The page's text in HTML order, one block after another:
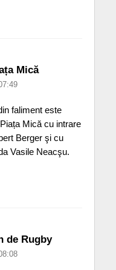
Mică
faliment este
Mică cu intrare
Berger şi cu
Vasile Neacşu.
de Rugby